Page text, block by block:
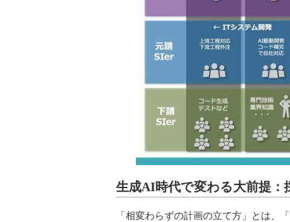
生成AI時代で変わる大前提：
「相変わらずの計画の立て方」とは、